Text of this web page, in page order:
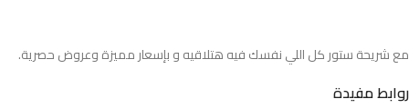
مع شريحة ستور كل اللي نفسك فيه هتلاقيه و بإسعار مميزة وعروض حصرية.
روابط مفيدة